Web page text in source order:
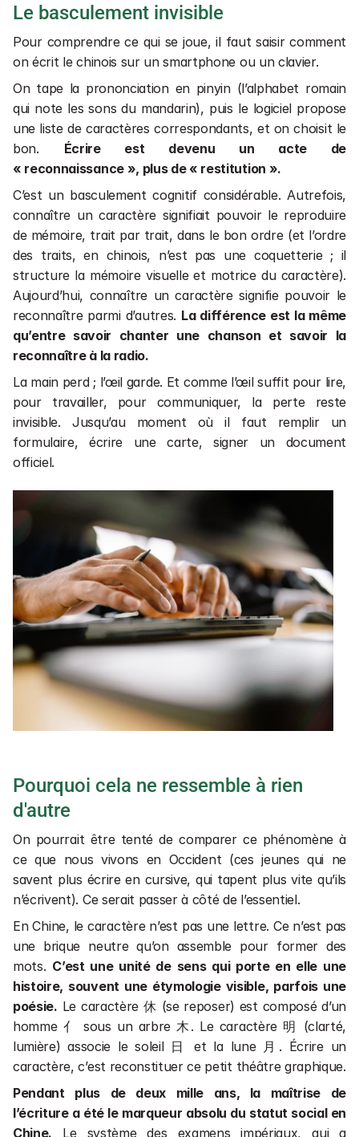
Le basculement invisible
Pour comprendre ce qui se joue, il faut saisir comment
on écrit le chinois sur un smartphone ou un clavier.
On tape la prononciation en pinyin (l’alphabet romain
qui note les sons du mandarin), puis le logiciel propose
une liste de caractères correspondants, et on choisit le
bon. Écrire est devenu un acte de
« reconnaissance », plus de « restitution ».
C’est un basculement cognitif considérable. Autrefois,
connaître un caractère signifiait pouvoir le reproduire
de mémoire, trait par trait, dans le bon ordre (et l’ordre
des traits, en chinois, n’est pas une coquetterie ; il
structure la mémoire visuelle et motrice du caractère).
Aujourd’hui, connaître un caractère signifie pouvoir le
reconnaître parmi d’autres. La différence est la même
qu’entre savoir chanter une chanson et savoir la
reconnaître à la radio.
La main perd ; l’œil garde. Et comme l’œil suffit pour lire,
pour travailler, pour communiquer, la perte reste
invisible. Jusqu’au moment où il faut remplir un
formulaire, écrire une carte, signer un document
officiel.
Pourquoi cela ne ressemble à rien
d'autre
On pourrait être tenté de comparer ce phénomène à
ce que nous vivons en Occident (ces jeunes qui ne
savent plus écrire en cursive, qui tapent plus vite qu’ils
n’écrivent). Ce serait passer à côté de l’essentiel.
En Chine, le caractère n’est pas une lettre. Ce n’est pas
une brique neutre qu’on assemble pour former des
mots. C’est une unité de sens qui porte en elle une
histoire, souvent une étymologie visible, parfois une
poésie. Le caractère 休 (se reposer) est composé d’un
homme 亻 sous un arbre 木. Le caractère 明 (clarté,
lumière) associe le soleil 日 et la lune 月. Écrire un
caractère, c’est reconstituer ce petit théâtre graphique.
Pendant plus de deux mille ans, la maîtrise de
l’écriture a été le marqueur absolu du statut social en
Chine. Le système des examens impériaux, qui a